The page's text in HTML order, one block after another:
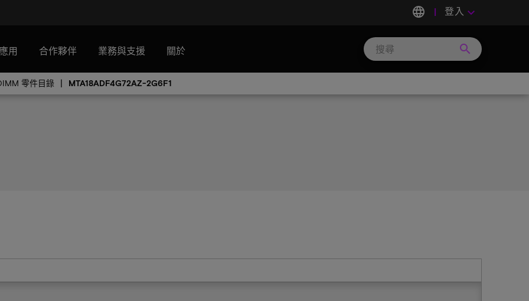
language 登入 keyboard_arrow_down
用 合作夥伴 業務與支援 關於 search
零件目錄 MTA18ADF4G72AZ-2G6F1